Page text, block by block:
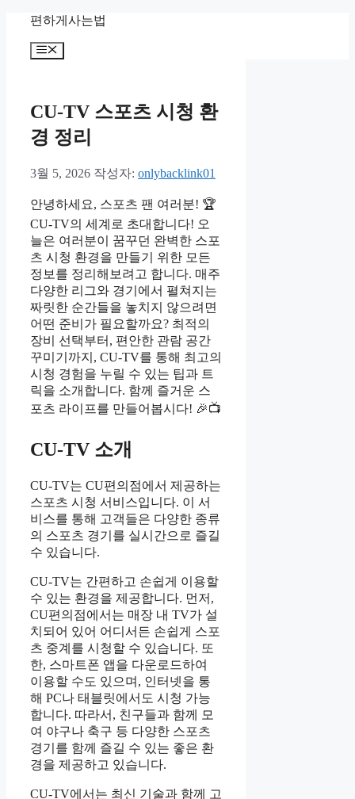
편하게사는법
메
CU-TV 스포츠 시청 환
경 정리
3월 5, 2026 작성자: onlybacklink01
안녕하세요, 스포츠 팬 여러분! 🏆
CU-TV의 세계로 초대합니다! 오
늘은 여러분이 꿈꾸던 완벽한 스포
츠 시청 환경을 만들기 위한 모든
정보를 정리해보려고 합니다. 매주
다양한 리그와 경기에서 펼쳐지는
짜릿한 순간들을 놓치지 않으려면
어떤 준비가 필요할까요? 최적의
장비 선택부터, 편안한 관람 공간
꾸미기까지, CU-TV를 통해 최고의
시청 경험을 누릴 수 있는 팁과 트
릭을 소개합니다. 함께 즐거운 스
포츠 라이프를 만들어봅시다! 🎉📺
CU-TV 소개
CU-TV는 CU편의점에서 제공하는
스포츠 시청 서비스입니다. 이 서
비스를 통해 고객들은 다양한 종류
의 스포츠 경기를 실시간으로 즐길
수 있습니다.
CU-TV는 간편하고 손쉽게 이용할
수 있는 환경을 제공합니다. 먼저,
CU편의점에서는 매장 내 TV가 설
치되어 있어 어디서든 손쉽게 스포
츠 중계를 시청할 수 있습니다. 또
한, 스마트폰 앱을 다운로드하여
이용할 수도 있으며, 인터넷을 통
해 PC나 태블릿에서도 시청 가능
합니다. 따라서, 친구들과 함께 모
여 야구나 축구 등 다양한 스포츠
경기를 함께 즐길 수 있는 좋은 환
경을 제공하고 있습니다.
CU-TV에서는 최신 기술과 함께 고